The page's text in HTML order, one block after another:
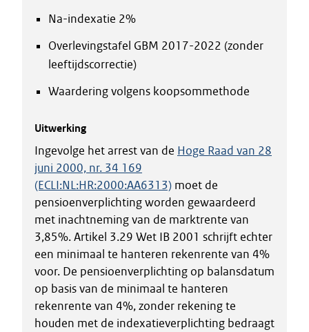
Na-indexatie 2%
Overlevingstafel GBM 2017-2022 (zonder
leeftijdscorrectie)
Waardering volgens koopsommethode
Uitwerking
Ingevolge het arrest van de Hoge Raad van 28
juni 2000, nr. 34 169
(ECLI:NL:HR:2000:AA6313) moet de
pensioenverplichting worden gewaardeerd
met inachtneming van de marktrente van
3,85%. Artikel 3.29 Wet IB 2001 schrijft echter
een minimaal te hanteren rekenrente van 4%
voor. De pensioenverplichting op balansdatum
op basis van de minimaal te hanteren
rekenrente van 4%, zonder rekening te
houden met de indexatieverplichting bedraagt